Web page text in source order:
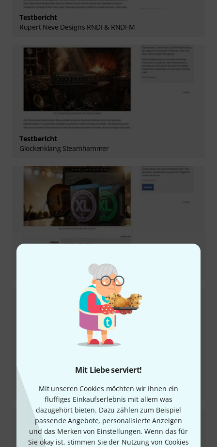
Mit Liebe serviert!
Mit unseren Cookies möchten wir Ihnen ein
fluffiges Einkaufserlebnis mit allem was
dazugehört bieten. Dazu zählen zum Beispiel
passende Angebote, personalisierte Anzeigen
und das Merken von Einstellungen. Wenn das für
Sie okay ist, stimmen Sie der Nutzung von Cookies
Testbericht
Rupert Neve Designs RNDI & RNDI-M
Testbericht
Glockenklang Steamhammer
D'Addario Basssaiten EXL 190 & 220-5
Testbericht
Sire Marcus Miller Z7-5 3TSB